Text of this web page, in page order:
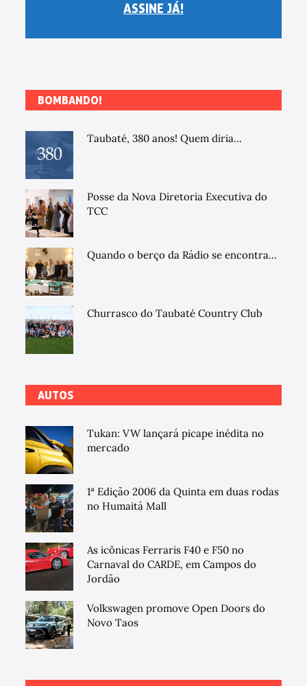
ASSINE JÁ!
BOMBANDO!
Taubaté, 380 anos! Quem diria...
Posse da Nova Diretoria Executiva do
TCC
Quando o berço da Rádio se encontra...
Churrasco do Taubaté Country Club
AUTOS
Tukan: VW lançará picape inédita no
mercado
1ª Edição 2006 da Quinta em duas rodas
no Humaitá Mall
As icônicas Ferraris F40 e F50 no
Carnaval do CARDE, em Campos do
Jordão
Volkswagen promove Open Doors do
Novo Taos